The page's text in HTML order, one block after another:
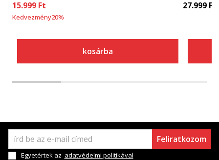
15.999 Ft
Kedvezmény20%
kosárba
27.999 Ft
Feliratkozom
Egyetértek az adatvédelmi politikával